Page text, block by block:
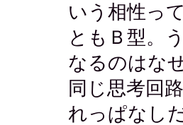
いう相性っ
ともＢ型。
なるのはな
同じ思考回
れっぱなし